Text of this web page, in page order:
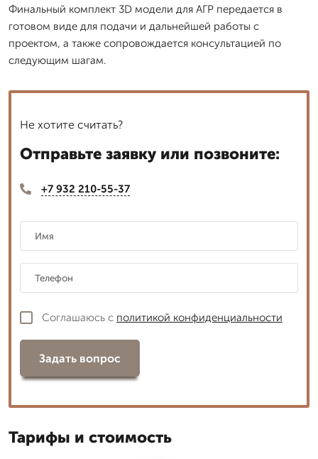
Финальный комплект 3D модели для АГР передается в
готовом виде для подачи и дальнейшей работы с
проектом, а также сопровождается консультацией по
следующим шагам.
Не хотите считать?
Отправьте заявку или позвоните:
+7 932 210-55-37
Соглашаюсь с политикой конфиденциальности
Задать вопрос
Тарифы и стоимость